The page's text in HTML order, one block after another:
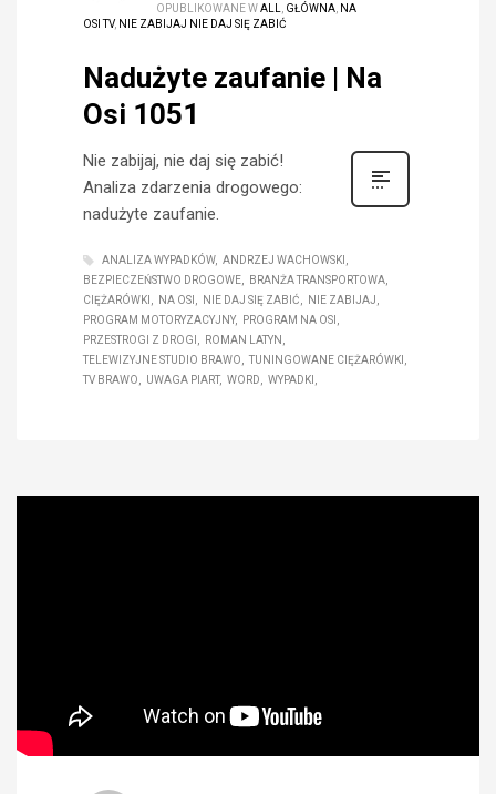
OPUBLIKOWANE WALL GŁÓWNA NA
OSI TV, NIE ZABIJAJ NIE DAJ SIĘ ZABIĆ
Nadużyte zaufanie | Na
Osi 1051
Nie zabijaj, nie daj się zabić!
Analiza zdarzenia drogowego:
nadużyte zaufanie.
ANALIZA WYPADKÓW
ANDRZEJ WACHOWSKI
BEZPIECZEŃSTWO DROGOWE
BRANŻA TRANSPORTOWA
CIĘŻARÓWKI
NA OSI NIE DAJ SIĘ ZABIĆ
NIE ZABIJAJ
PROGRAM MOTORYZACYJNY
PROGRAM NA OSI
PRZESTROGI Z DROGI
ROMAN LATYN
TELEWIZYJNE STUDIO BRAWO
TUNINGOWANE CIĘŻARÓWKI
TV BRAWO
UWAGA PIART WORD WYPADKI